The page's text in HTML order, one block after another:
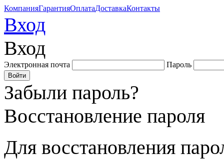
КомпанияГарантияОплатаДоставкаКонтакты
Вход
Вход
Электронная почта Пароль
Забыли пароль?
Восстановление пароля
Для восстановления